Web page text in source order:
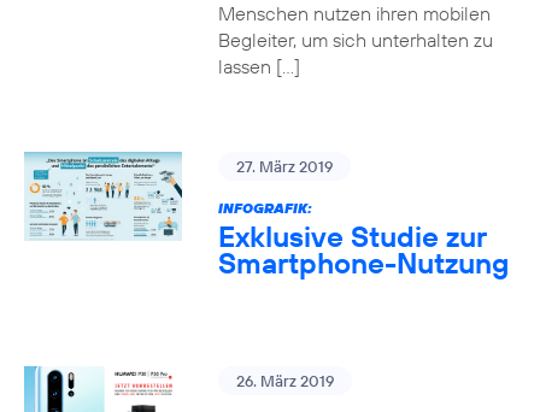
Menschen nutzen ihren mobilen
Begleiter, um sich unterhalten zu
lassen […]
27. März 2019
INFOGRAFIK:
Exklusive Studie zur
Smartphone-Nutzung
26. März 2019